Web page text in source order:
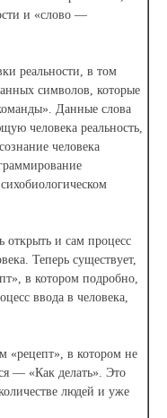
и «слово —
реальности, в том
символов, которые
Данные слова
человека реальность,
человека
и сам процесс
Теперь существует,
в котором подробно,
ввода в человека,
в котором не
— «Как делать». Это
людей и уже